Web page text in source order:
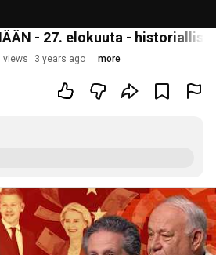
- 27. elokuuta -
views 3 years ago more